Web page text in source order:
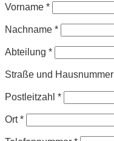
Vorname *
Nachname *
Abteilung *
Straße und Hausnummer
Postleitzahl *
Ort*